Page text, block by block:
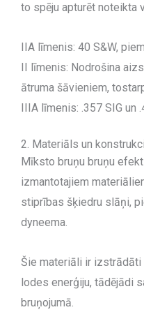
to spēju apturēt noteikta
IIA līmenis: 40 S&W,
II līmenis: Nodrošina
ātruma šāvieniem,
IIIA līmenis: .357 SIG un
2. Materiāls un
Mīksto bruņu bruņu
izmantotajiem
stiprības šķiedru slāņi,
dyneema.
Šie materiāli ir izstrādāti
lodes enerģiju, tādējādi
bruņojumā.